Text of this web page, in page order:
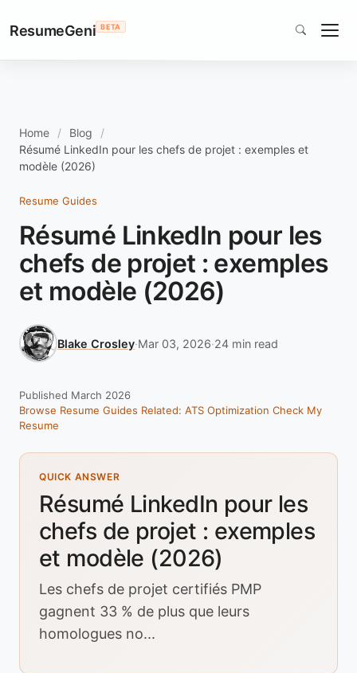
ResumeGeni BETA
Home
Blog
Résumé LinkedIn pour les chefs de projet : exemples et
modèle (2026)
Resume Guides
Résumé LinkedIn pour les
chefs de projet : exemples
et modèle (2026)
Blake Crosley·Mar 03, 2026·24 min read
Published March 2026
Browse Resume Guides Related: ATS Optimization Check My
Resume
QUICK ANSWER
Résumé LinkedIn pour les
chefs de projet : exemples
et modèle (2026)
Les chefs de projet certifiés PMP
gagnent 33 % de plus que leurs
homologues no...